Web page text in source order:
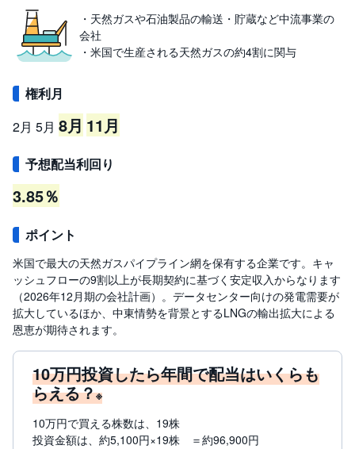
・天然ガスや石油製品の輸送・貯蔵など中流事業の
会社
・米国で生産される天然ガスの約4割に関与
権利月
2月 5月 8月 11月
予想配当利回り
3.85％
ポイント
米国で最大の天然ガスパイプライン網を保有する企業です。キャ
ッシュフローの9割以上が長期契約に基づく安定収入からなります
（2026年12月期の会社計画）。データセンター向けの発電需要が
拡大しているほか、中東情勢を背景とするLNGの輸出拡大による
恩恵が期待されます。
10万円投資したら年間で配当はいくらも
らえる？※
10万円で買える株数は、19株
投資金額は、約5,100円×19株 ＝約96,900円